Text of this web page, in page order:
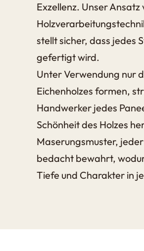
Exzellenz. Unser
stellt sicher, dass jedes
gefertigt wird.
Unter Verwendung nur
Eichenholzes formen,
Handwerker jedes
Schönheit des Holzes
Maserungsmuster,
bedacht bewahrt,
Tiefe und Charakter in